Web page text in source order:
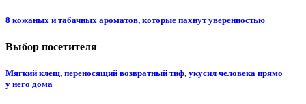
8 кожаных и табачных ароматов, которые пахнут уверенностью
Выбор посетителя
Мягкий клещ, переносящий возвратный тиф, укусил человека прямо
у него дома